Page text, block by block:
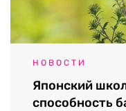
НОВОСТИ
Японский
способность